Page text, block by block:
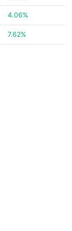
4.06%
7.62%